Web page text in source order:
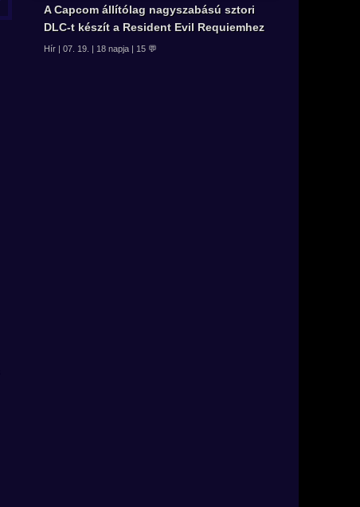
A Capcom állítólag nagyszabású sztori
DLC-t készít a Resident Evil Requiemhez
Hír | 07. 19. | 18 napja | 15 💬